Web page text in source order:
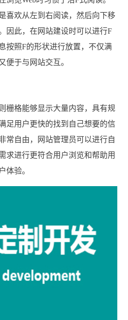
喜欢从左到右阅读，然后向下移
因此，在网站建设时可以进行F
按照F的形状进行放置，不仅满
便于与网站交互。
格能够显示大量内容，具有规
足用户更快的找到自己想要的信
常自由，网站管理员可以进行自
求进行更符合用户浏览和帮助用
体验。